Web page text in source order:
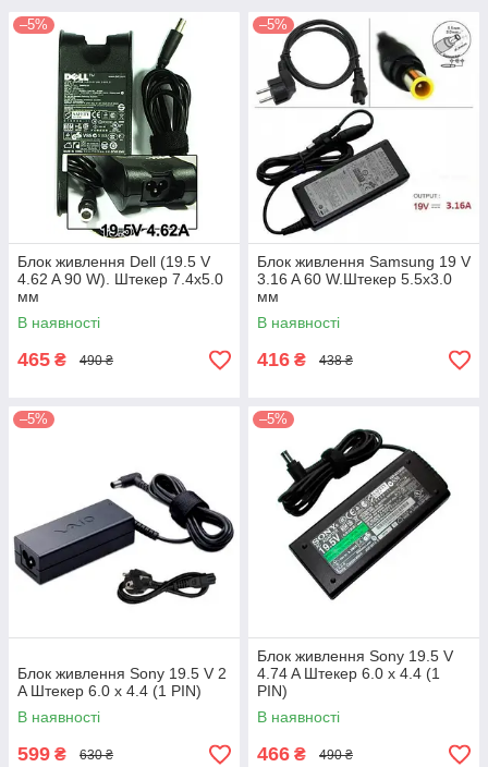
–5%
Блок живлення Dell (19.5 V
4.62 A 90 W). Штекер 7.4х5.0
мм
В наявності
465 ₴ 490 ₴
–5%
Блок живлення Samsung 19 V
3.16 A 60 W.Штекер 5.5х3.0
мм
В наявності
416 ₴ 438 ₴
–5%
Блок живлення Sony 19.5 V 2
A Штекер 6.0 x 4.4 (1 PIN)
В наявності
599 ₴ 630 ₴
–5%
Блок живлення Sony 19.5 V
4.74 A Штекер 6.0 x 4.4 (1
PIN)
В наявності
466 ₴ 490 ₴